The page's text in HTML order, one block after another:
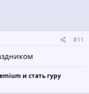
#11
и стать гуру